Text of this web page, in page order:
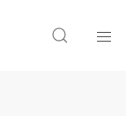
Search